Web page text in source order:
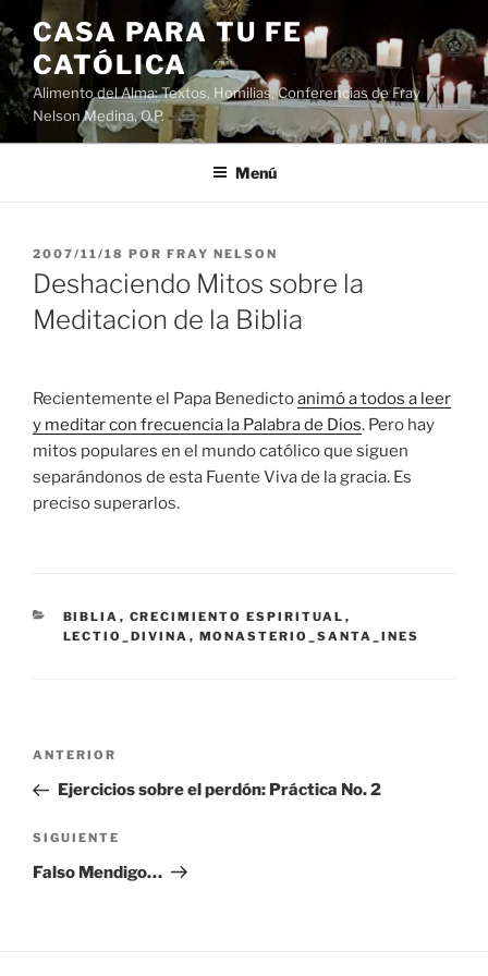
Saltar
al
contenido
CASA PARA TU FE
CATÓLICA
Alimento del Alma: Textos, Homilias, Conferencias de Fray
Nelson Medina, O.P.
Menú
PUBLICADO
EL
2007/11/18 POR FRAY NELSON
Deshaciendo Mitos sobre la
Meditacion de la Biblia
Recientemente el Papa Benedictoanimó a todos a leer
y meditar con frecuencia la Palabra de Dios. Pero hay
mitos populares en el mundo católico que siguen
separándonos de esta Fuente Viva de la gracia. Es
preciso superarlos.
CATEGORÍAS
BIBLIA , CRECIMIENTO ESPIRITUAL ,
LECTIO_DIVINA , MONASTERIO_SANTA_INES
Navegación
entradas
Entrada
anterior:
ANTERIOR
Ejercicios sobre el perdón: Práctica No. 2
Siguiente
entrada
SIGUIENTE
Falso Mendigo…